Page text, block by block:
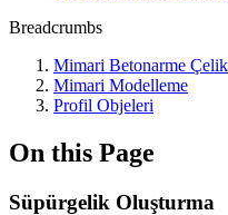
Breadcrumbs
Mimari Betonarme Çelik
Mimari Modelleme
Profil Objeleri
On this Page
Süpürgelik Oluşturma